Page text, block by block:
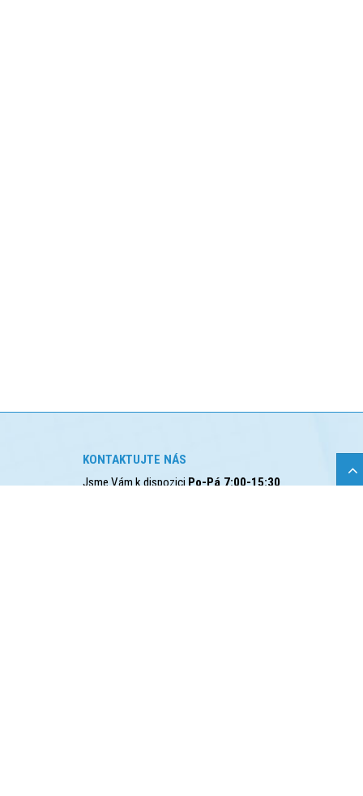
KONTAKTUJTE NÁS
Jsme Vám k dispoziciPo-Pá 7:00-15:30